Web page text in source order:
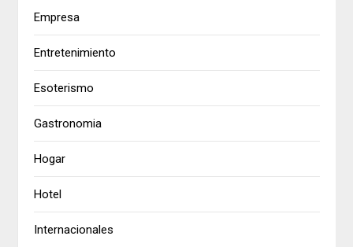
Empresa
Entretenimiento
Esoterismo
Gastronomia
Hogar
Hotel
Internacionales